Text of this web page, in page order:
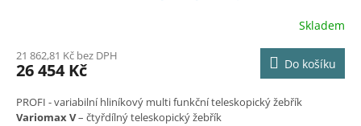
R
M
A
Skladem
21 862,81 Kč bez DPH
26 454 Kč Do košíku
PROFI - variabilní hliníkový multi funkční teleskopický žebřík
Variomax V– čtyřdílný teleskopický žebřík